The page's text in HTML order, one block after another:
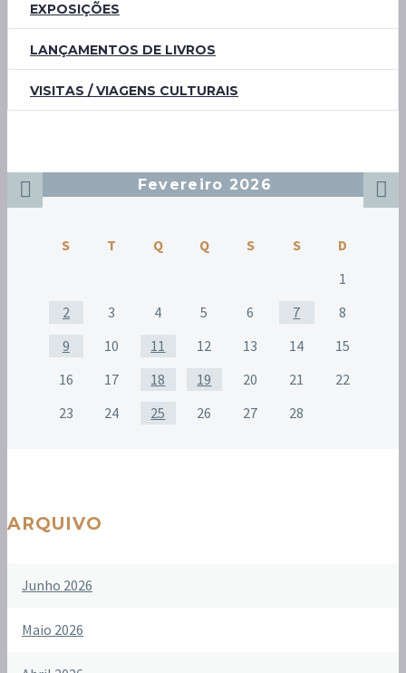
EXPOSIÇÕES
LANÇAMENTOS DE LIVROS
VISITAS / VIAGENS CULTURAIS
Fevereiro 2026
S T Q Q S S
D
1
2
3 4 5 6 7
8
9
10 11 12 13 14
15
16
17 18 19 20 21
22
23
24 25 26 27 28
ARQUIVO
Junho 2026
Maio 2026